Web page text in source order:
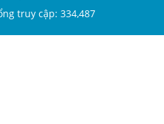
truy cập: 334,487